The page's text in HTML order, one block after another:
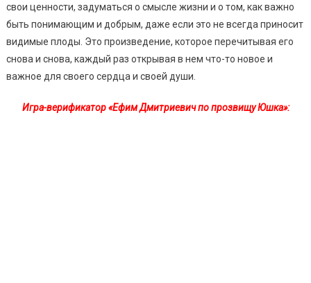
свои ценности, задуматься о смысле жизни и о том, как важно
быть понимающим и добрым, даже если это не всегда приносит
видимые плоды. Это произведение, которое перечитывая его
снова и снова, каждый раз открывая в нем что-то новое и
важное для своего сердца и своей души.
Игра-верификатор «Ефим Дмитриевич по прозвищу Юшка»: